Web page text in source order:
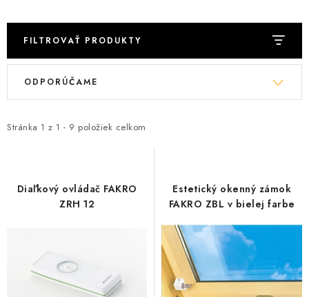
FILTROVAŤ PRODUKTY
V
i
Stránka 1 z 1 - 9 položiek celkom
R
e
ODPORÚČAME
Diaľkový ovládač FAKRO
ZRH 12
Estetický okenný zámok
FAKRO ZBL v bielej farbe